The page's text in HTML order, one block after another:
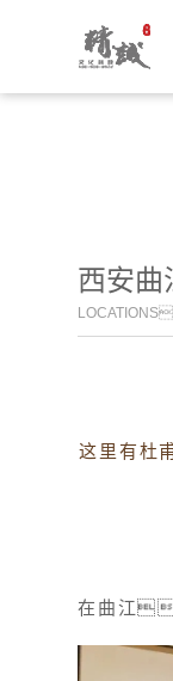
91桃色
西安曲
这里有杜
在曲江